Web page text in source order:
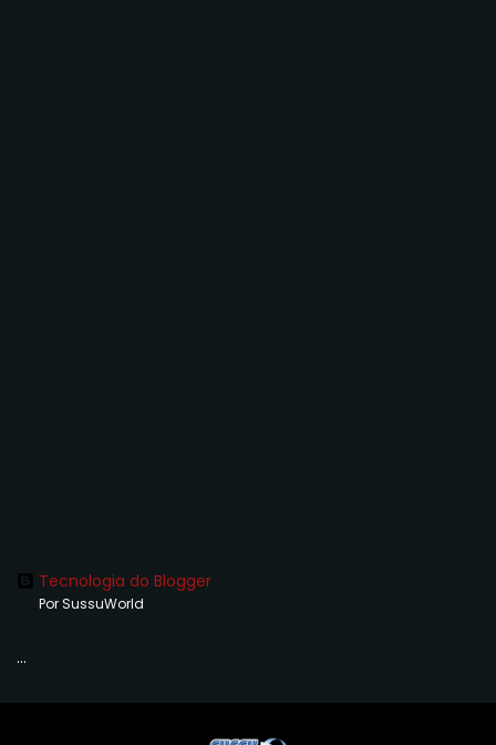
Tecnologia do Blogger
Por SussuWorld
...